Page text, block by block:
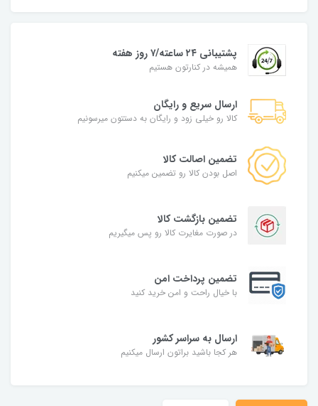
پشتیبانی ۲۴ ساعته/۷ روز هفته
همیشه در کنارتون هستیم
ارسال سریع و رایگان
کالا رو خیلی زود و رایگان به دستتون میرسونیم
تضمین اصالت کالا
اصل بودن کالا رو تضمین میکنیم
تضمین بازگشت کالا
در صورت مغایرت کالا رو پس میگیریم
تضمین پرداخت امن
با خیال راحت و امن خرید کنید
ارسال به سراسر کشور
هر کجا باشید براتون ارسال میکنیم